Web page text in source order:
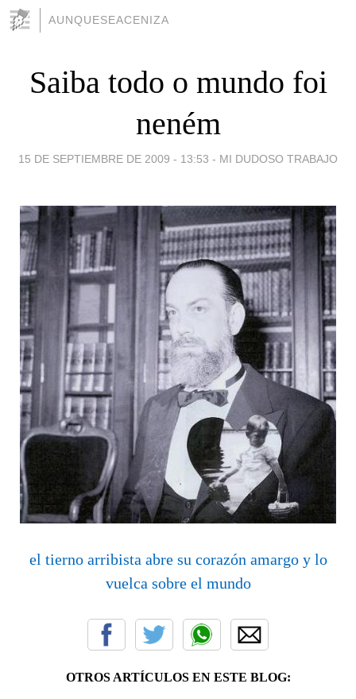
AUNQUESEACENIZA
Saiba todo o mundo foi
neném
15 DE SEPTIEMBRE DE 2009 - 13:53 - MI DUDOSO TRABAJO
el tierno arribista abre su corazón amargo y lo
vuelca sobre el mundo
OTROS ARTÍCULOS EN ESTE BLOG: